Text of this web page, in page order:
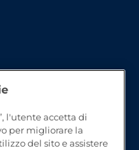
l'utente accetta di
per migliorare la
del sito e assistere